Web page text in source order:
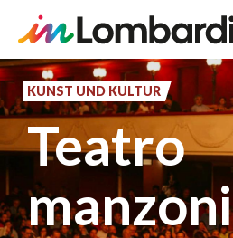
Direkt
zum
Inhalt
KUNST UND KULTUR
Teatro
manzoni